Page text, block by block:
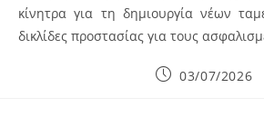
κίνητρα για τη δημιουργία νέων
δικλίδες προστασίας για τους
Post03/07/2026